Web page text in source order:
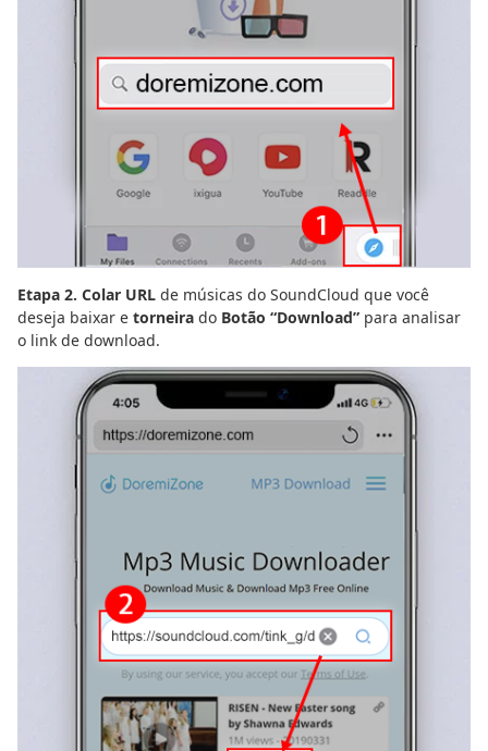
Etapa 2. Colar URL de músicas do SoundCloud que você
deseja baixar e torneira do Botão “Download” para analisar
o link de download.